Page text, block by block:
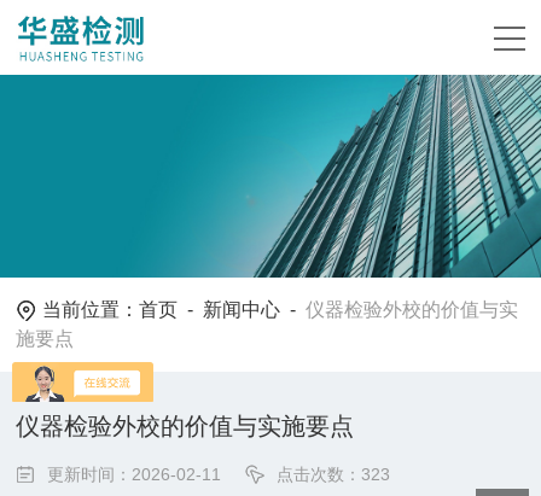
当前位置：首页 - 新闻中心 -仪器检验外校的价值与实
施要点
仪器检验外校的价值与实施要点
更新时间：2026-02-11 点击次数：323